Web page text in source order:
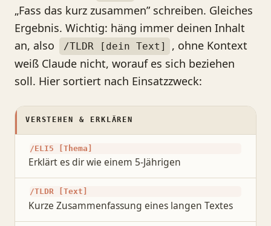
„Fass das kurz zusammen” schreiben. Gleiches
Ergebnis. Wichtig: häng immer deinen Inhalt
an, also
/TLDR [dein Text]
, ohne Kontext
weiß Claude nicht, worauf es sich beziehen
soll. Hier sortiert nach Einsatzzweck:
VERSTEHEN & ERKLÄREN
/ELI5 [Thema]
Erklärt es dir wie einem 5-Jährigen
/TLDR [Text]
Kurze Zusammenfassung eines langen Textes